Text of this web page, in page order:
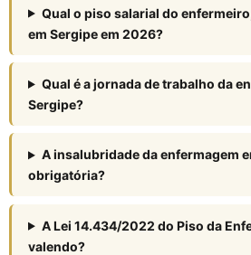
Qual o piso salarial do
em Sergipe em 2026?
Qual é a jornada de trabalho da
Sergipe?
A insalubridade da enfermagem
obrigatória?
A Lei 14.434/2022 do Piso da
valendo?